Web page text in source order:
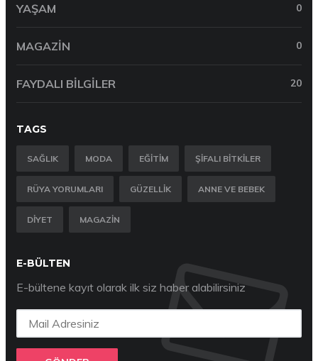
YAŞAM 0
MAGAZIN 0
FAYDALI BILGILER 20
TAGS
SAĞLIK MODA EĞITIM ŞIFALI BITKILER
RÜYA YORUMLARI GÜZELLIK ANNE VE BEBEK
DIYET MAGAZIN
E-BÜLTEN
E-bültene kayıt olarak ilk siz haber alabilirsiniz